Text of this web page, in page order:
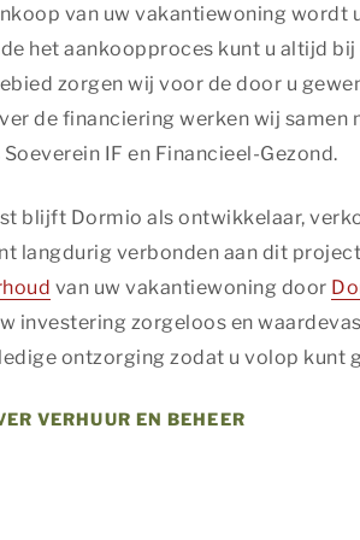
van uw vakantiewoning wordt
het aankoopproces kunt u altijd
zorgen wij voor de door u
de financiering werken wij samen
IF en Financieel-Gezond.
blijft Dormio als ontwikkelaar,
langdurig verbonden aan dit
van uw vakantiewoning door
investering zorgeloos en
ontzorging zodat u volop kunt
VERHUUR EN BEHEER
individuele
adverteerders.
Marketing
Functionele en
Functionele
analytische
een beetje beter
Functionele
OPSLAAN